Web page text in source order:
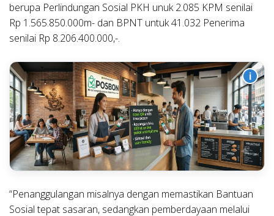
berupa Perlindungan Sosial PKH unuk 2.085 KPM senilai
Rp 1.565.850.000m- dan BPNT untuk 41.032 Penerima
senilai Rp 8.206.400.000,-.
i
“Penanggulangan misalnya dengan memastikan Bantuan
Sosial tepat sasaran, sedangkan pemberdayaan melalui